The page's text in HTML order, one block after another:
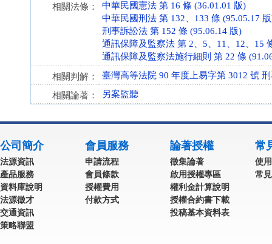
相關法條：
中華民國憲法 第 16 條 (36.01.01 版)
中華民國刑法 第 132、133 條 (95.05.17
刑事訴訟法 第 152 條 (95.06.14 版)
通訊保障及監察法 第 2、5、11、12、15
通訊保障及監察法施行細則 第 22 條
相關判解： 臺灣高等法院 90 年度上易字第 3012 號
相關論著： 另案監聽
公司簡介
法源資訊
產品服務
資料庫說明
法源徵才
交通資訊
策略聯盟
會員服務
申請流程
會員條款
授權費用
付款方式
論著授權
徵集論著
啟用授權專區
權利金計算說明
授權合約書下載
投稿基本資料表
常
使
常